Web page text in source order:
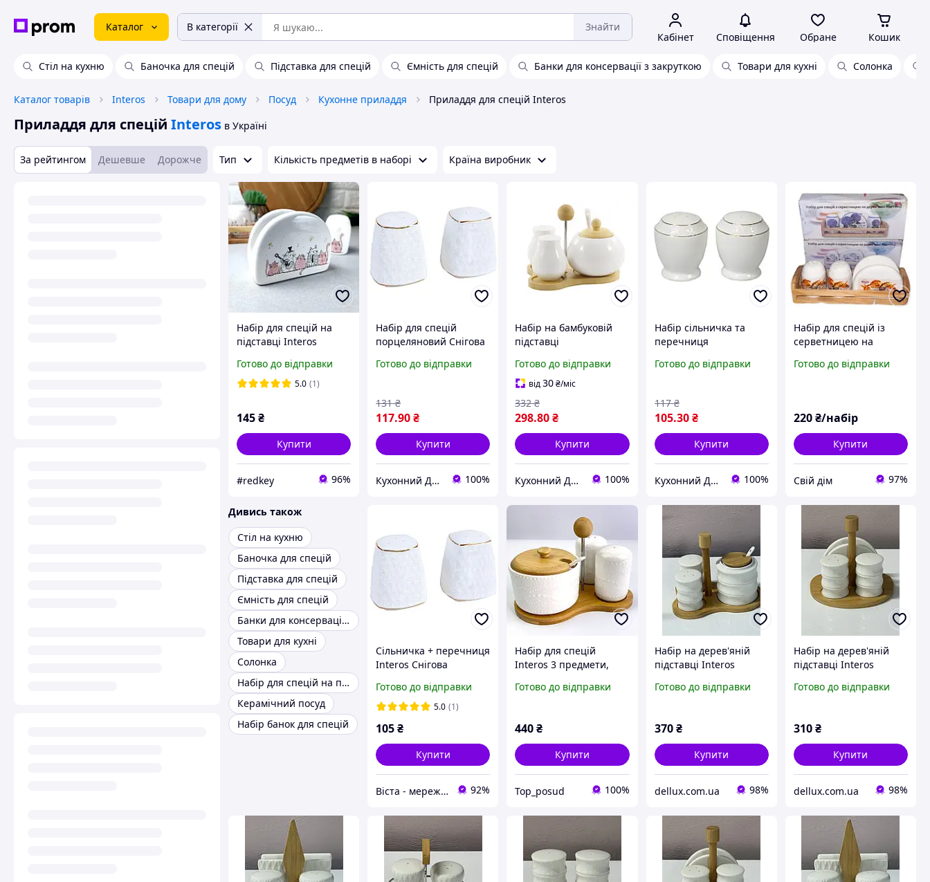
Каталог В категорії Знайти
Кабінет Сповіщення Обране Кошик
Стіл на кухню Баночка для спецій Підставка для спецій Ємність для спецій Банки для консервації з закруткою Товари для кухні Солонка
Каталог товарів Interos Товари для дому Посуд Кухонне приладдя Приладдя для спецій Interos
Приладдя для спецій Interos в Україні
За рейтингом Дешевше Дорожче Тип Кількість предметів в наборі Країна виробник
Набір для спецій на
підставці Interos
Готово до відправки
5.0 (1)
145₴
Купити
#redkey 96%
Набір для спецій
порцеляновий Снігова
Interos 2пр 681507-A
Готово до відправки
117.90₴
131 ₴
Купити
Кухонний Девайс 100%
Набір на бамбуковій
підставці
предмети ( цукорниця,
сільничка, перечниця )
Interos PJ01643
Готово до відправки
від30₴/міс
298.80₴
332 ₴
Купити
Кухонний Девайс 100%
Набір сільничка та
перечниця
Interos Снігова
Готово до відправки
105.30 ₴
117 ₴
Купити
Кухонний Девайс 100%
Набір для спецій із
серветницею на
ZF3529-BZ
Готово до відправки
220₴/набір
Купити
Свій дім 97%
Дивись також
Стіл на кухню
Баночка для спецій
Підставка для спецій
Ємність для спецій
Банки для консервації з закруткою
Товари для кухні
Солонка
Набір для спецій на підставці
Керамічний посуд
Набір банок для спецій
Сільничка + перечниця
Interos Снігова
Готово до відправки
5.0 (1)
105₴
Купити
Віста - мережа будівельно-господарчих маркетів 92%
Набір для спецій
Interos 3 предмети,
цукорниця, кераміка на
Готово до відправки
440₴
Купити
Top_posud 100%
Набір на дерев'яній
підставці Interos
перечниця сільничка)
Готово до відправки
370 ₴
Купити
dellux.com.ua 98%
Набір на дерев'яній
підставці Interos
сільничка серветниця)
Готово до відправки
310₴
Купити
dellux.com.ua 98%